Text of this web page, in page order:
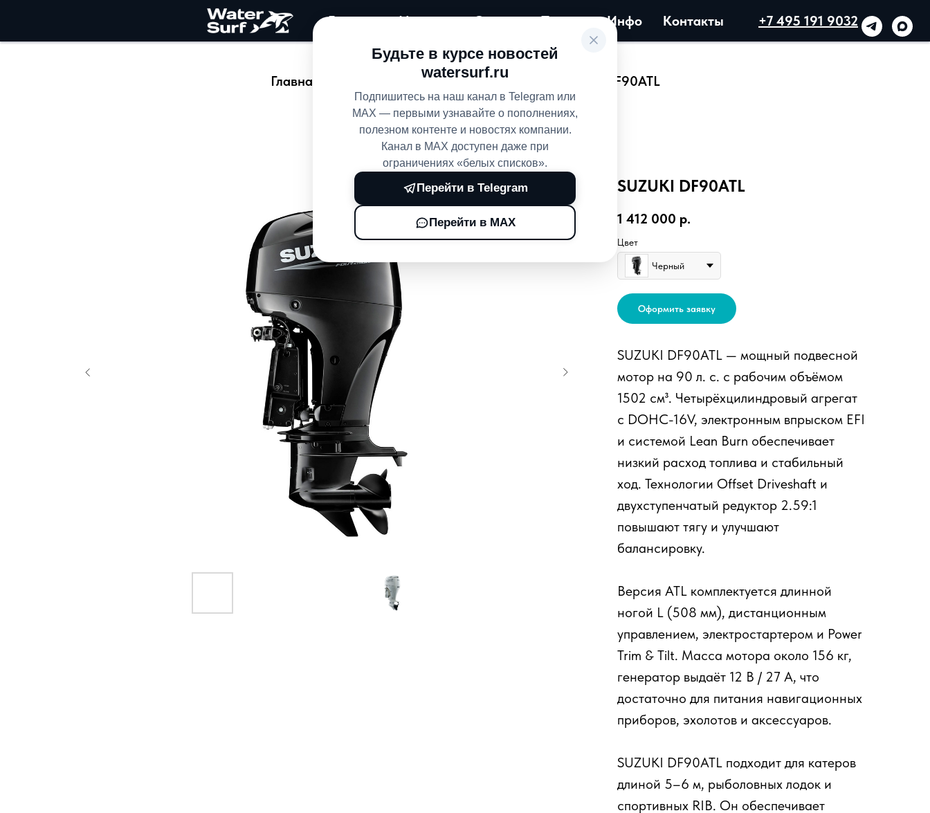
Главная Магазин Сервис Прокат Инфо Контакты +7 495 191 9032
Будьте в курсе новостей
watersurf.ru
Подпишитесь на наш канал в Telegram или
MAX — первыми узнавайте о пополнениях,
полезном контенте и новостях компании.
Канал в MAX доступен даже при
ограничениях «белых списков».
Перейти в Telegram
Перейти в MAX
Главная Лодочные моторы » SUZUKI SUZUKI DF90ATL
SUZUKI DF90ATL
1 412 000 р.
Цвет
Черный
Оформить заявку
SUZUKI DF90ATL — мощный подвесной
мотор на 90 л. с. с рабочим объёмом
1502 см³. Четырёхцилиндровый агрегат
с DOHC-16V, электронным впрыском EFI
и системой Lean Burn обеспечивает
низкий расход топлива и стабильный
ход. Технологии Offset Driveshaft и
двухступенчатый редуктор 2.59:1
повышают тягу и улучшают
балансировку.
Версия ATL комплектуется длинной
ногой L (508 мм), дистанционным
управлением, электростартером и Power
Trim & Tilt. Масса мотора около 156 кг,
генератор выдаёт 12 В / 27 А, что
достаточно для питания навигационных
приборов, эхолотов и аксессуаров.
SUZUKI DF90ATL подходит для катеров
длиной 5–6 м, рыболовных лодок и
спортивных RIB. Он обеспечивает